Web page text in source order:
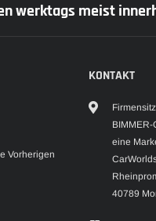
werktags meist
Vorherigen
KONTAKT
Firmensitz
BIMMER-
eine
40789